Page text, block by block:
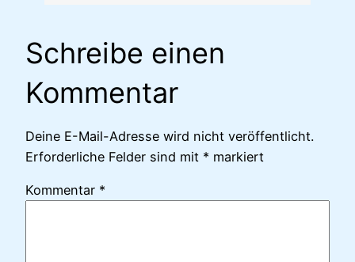
Schreibe einen
Kommentar
Deine E-Mail-Adresse wird nicht veröffentlicht.
Erforderliche Felder sind mit * markiert
Kommentar *